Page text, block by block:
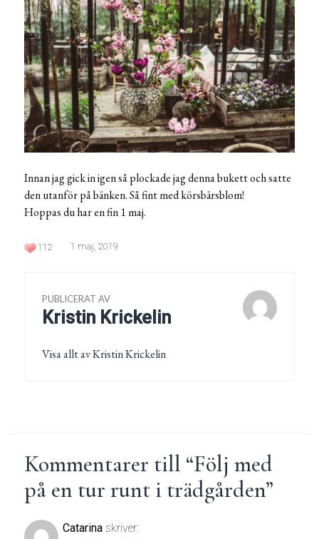
Innan jag gick in igen så plockade jag denna bukett och satte
den utanför på bänken. Så fint med körsbärsblom!
Hoppas du har en fin 1 maj.
112 1 maj, 2019
PUBLICERAT AV
Kristin Krickelin
Visa allt av Kristin Krickelin
Kommentarer till “Följ med
på en tur runt i trädgården”
Catarina skriver: